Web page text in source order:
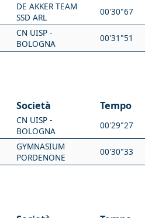
DE AKKER TEAM
SSD ARL
00'30"67
CN UISP -
BOLOGNA
00'31"51
Società Tempo
CN UISP -
BOLOGNA
00'29"27
GYMNASIUM
PORDENONE
00'30"33